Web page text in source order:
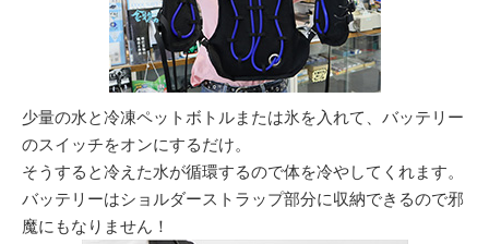
少量の水と冷凍ペットボトルまたは氷を入れて、バッテリー
のスイッチをオンにするだけ。
そうすると冷えた水が循環するので体を冷やしてくれます。
バッテリーはショルダーストラップ部分に収納できるので邪
魔にもなりません！